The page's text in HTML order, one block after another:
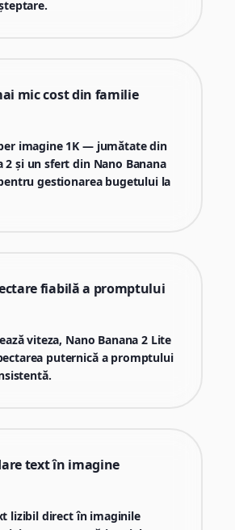
mic cost din familie
imagine 1K — jumătate din
2 și un sfert din Nano Banana
gestionarea bugetului la
fiabilă a promptului
viteza, Nano Banana 2 Lite
puternică a promptului
text în imagine
lizibil direct în imaginile